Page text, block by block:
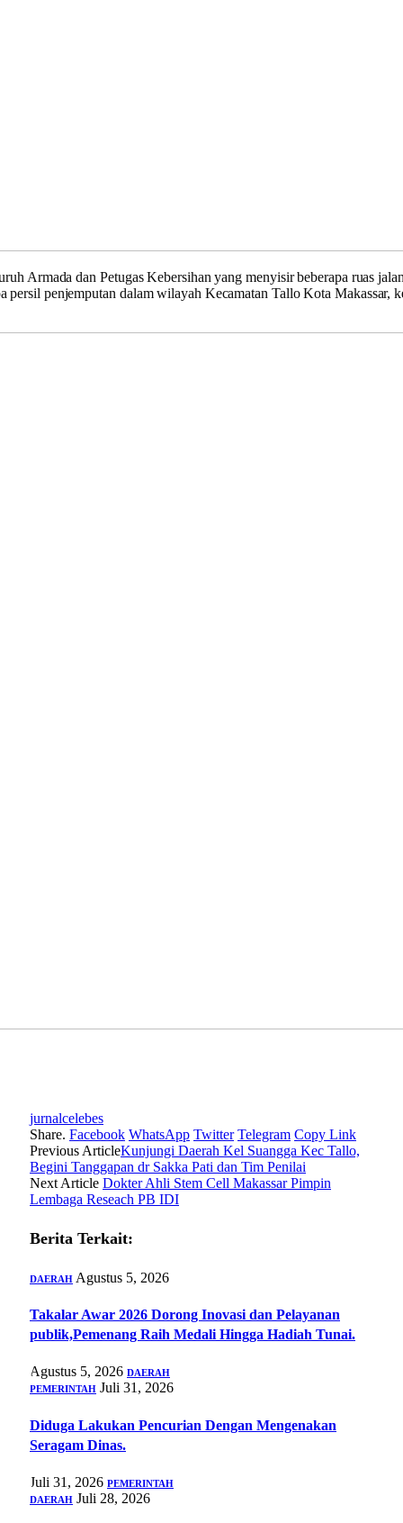
Armada dan Petugas Kebersihan yang menyisir beberapa ruas
persil penjemputan dalam wilayah Kecamatan Tallo Kota
jurnalcelebes
Share. Facebook WhatsApp Twitter Telegram Copy Link
Previous ArticleKunjungi Daerah Kel Suangga Kec Tallo,
Begini Tanggapan dr Sakka Pati dan Tim Penilai
Next Article Dokter Ahli Stem Cell Makassar Pimpin
Lembaga Reseach PB IDI
Berita Terkait:
DAERAH Agustus 5, 2026
Takalar Awar 2026 Dorong Inovasi dan Pelayanan
publik,Pemenang Raih Medali Hingga Hadiah Tunai.
Agustus 5, 2026 DAERAH
PEMERINTAH Juli 31, 2026
Diduga Lakukan Pencurian Dengan Mengenakan
Seragam Dinas.
Juli 31, 2026 PEMERINTAH
DAERAH Juli 28, 2026